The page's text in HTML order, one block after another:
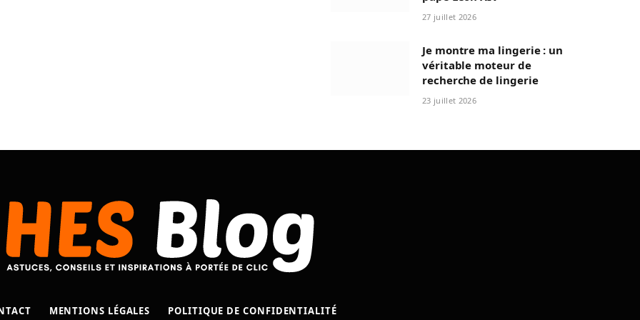
27 juillet 2026
Je montre ma lingerie : un
véritable moteur de
recherche de lingerie
23 juillet 2026
MENTIONS LÉGALES POLITIQUE DE CONFIDENTIALITÉ